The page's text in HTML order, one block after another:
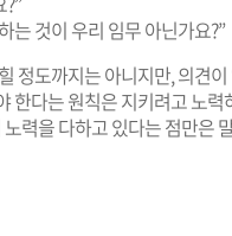
는 것이 우리 임무 아닌가요?”
정도까지는 아니지만, 의견
한다는 원칙은 지키려고 노력
력을 다하고 있다는 점만은